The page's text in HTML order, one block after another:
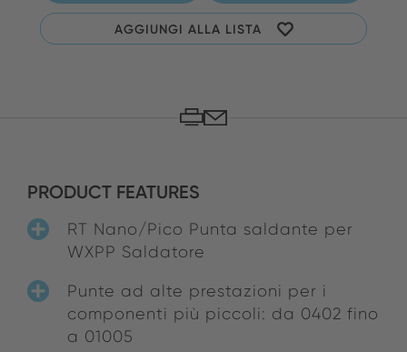
AGGIUNGI ALLA LISTA
PRODUCT FEATURES
RT Nano/Pico Punta saldante per
WXPP Saldatore
Punte ad alte prestazioni per i
componenti più piccoli: da 0402 fino
a 01005